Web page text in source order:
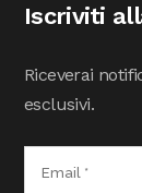
Iscriviti
Riceverai
esclusivi.